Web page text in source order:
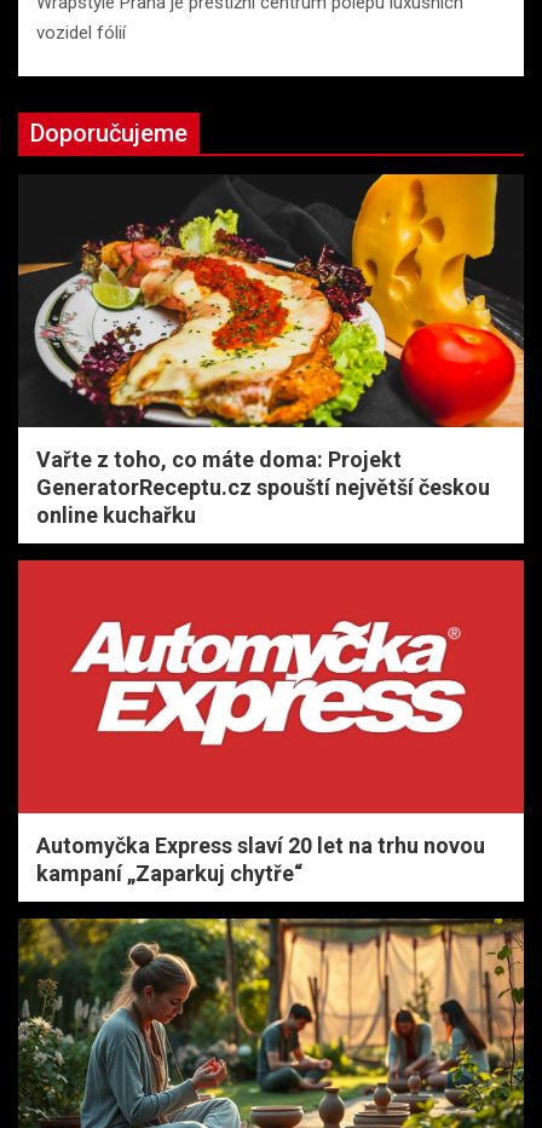
vozidel fólií
Doporučujeme
Vařte z toho, co máte doma: Projekt
GeneratorReceptu.cz spouští největší českou
online kuchařku
Automyčka Express slaví 20 let na trhu novou
kampaní „Zaparkuj chytře“